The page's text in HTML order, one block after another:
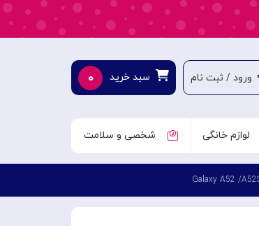
ورود / ثبت نام سبد خرید ۰
لوازم خانگی شخصی و سلامت